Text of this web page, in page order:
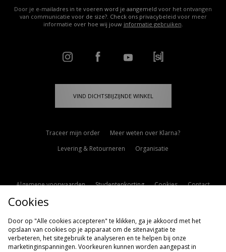
Door je e-mailadres in te voeren word je aangemeld voor het ontvangen
van communicatie voor de size?. Check ons privacybeleid voor meer
informatie over hoe wij jouw informatie gebruiken
VIND DICHTSBIJZIJNDE WINKEL
Traceer mijn order
Meer weten over Klarna?
Levering & Retourneren
Organisatie
Algemene voorwaarden Studentenkorting Cookies
Contact
Cookie Instellingen
Cookies
Door op "Alle cookies accepteren" te klikken, ga je akkoord met het
opslaan van cookies op je apparaat om de sitenavigatie te
verbeteren, het sitegebruik te analyseren en te helpen bij onze
marketinginspanningen. Voorkeuren kunnen worden aangepast in